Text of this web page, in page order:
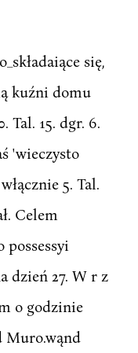
się,
kuźni domu
Tal. 15. dgr. 6.
'wieczysto
5. Tal.
Celem
dzień 27. W r z
o godzinie
Muro.wąnd